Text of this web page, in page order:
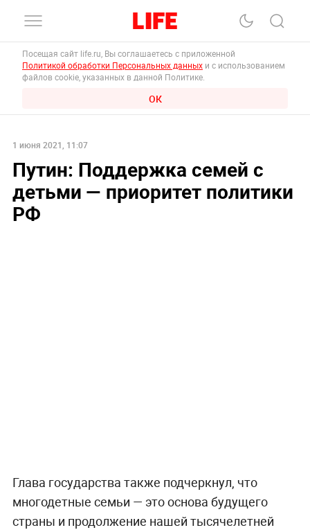
Посещая сайт life.ru, Вы соглашаетесь с приложенной
Политикой обработки Персональных данных и с использованием
файлов cookie, указанных в данной Политике.
ОК
1 июня 2021, 11:07
Путин: Поддержка семей с
детьми — приоритет политики
РФ
Глава государства также подчеркнул, что
многодетные семьи — это основа будущего
страны и продолжение нашей тысячелетней